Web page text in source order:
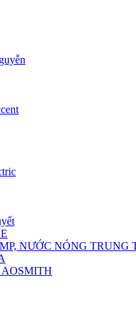
NƯỚC NÓNG TRUNG
AOSMITH